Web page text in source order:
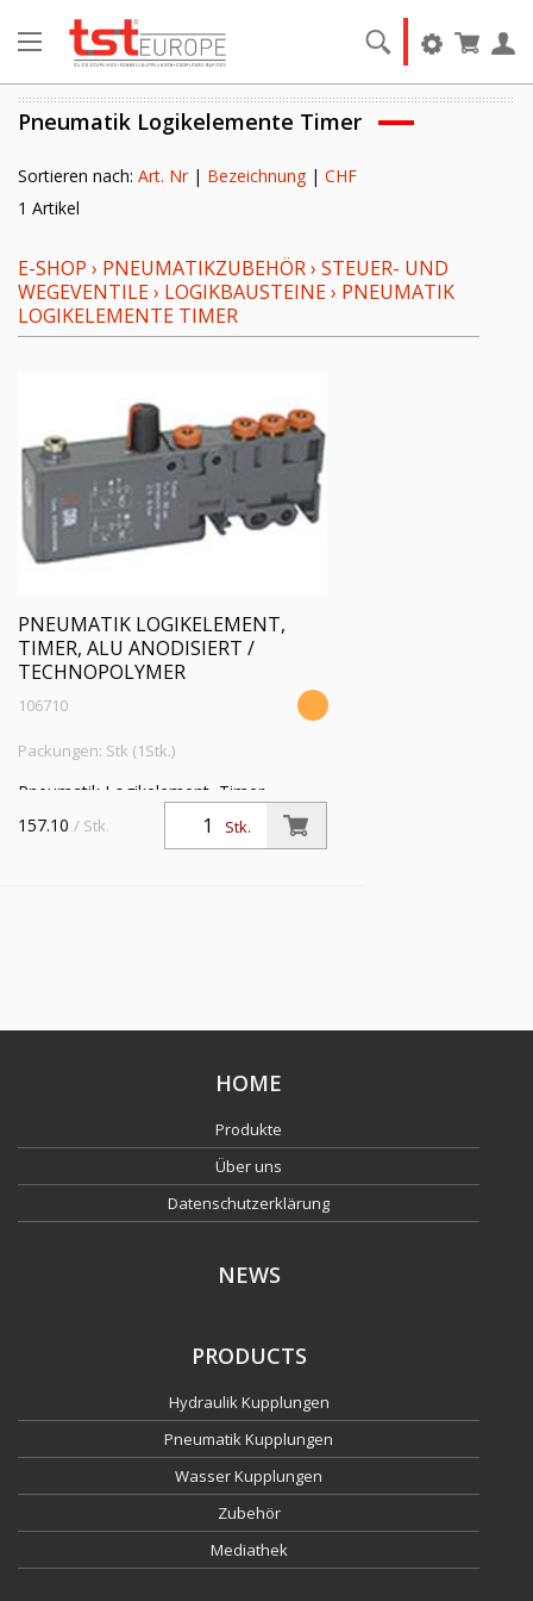
Pneumatik Logikelemente Timer
Sortieren nach: Art. Nr| Bezeichnung| CHF
1 Artikel
E-SHOP › PNEUMATIKZUBEHÖR› STEUER- UND
WEGEVENTILE› LOGIKBAUSTEINE› PNEUMATIK
LOGIKELEMENTE TIMER
PNEUMATIK LOGIKELEMENT,
TIMER, ALU ANODISIERT /
TECHNOPOLYMER
106710
Packungen: Stk (1Stk.)
Pneumatik Logikelement, Timer,
Arbeitsdruck 2,5 - 8 bar, Aluminium
anodisiert / Technopolymer
Stk.
157.10 / Stk.
HOME
Produkte
Über uns
Datenschutzerklärung
NEWS
PRODUCTS
Hydraulik Kupplungen
Pneumatik Kupplungen
Wasser Kupplungen
Zubehör
Mediathek